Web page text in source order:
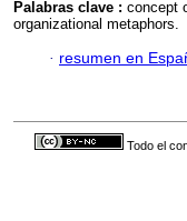
Palabras clave : concept
organizational metaphors.
· resumen en
Todo el